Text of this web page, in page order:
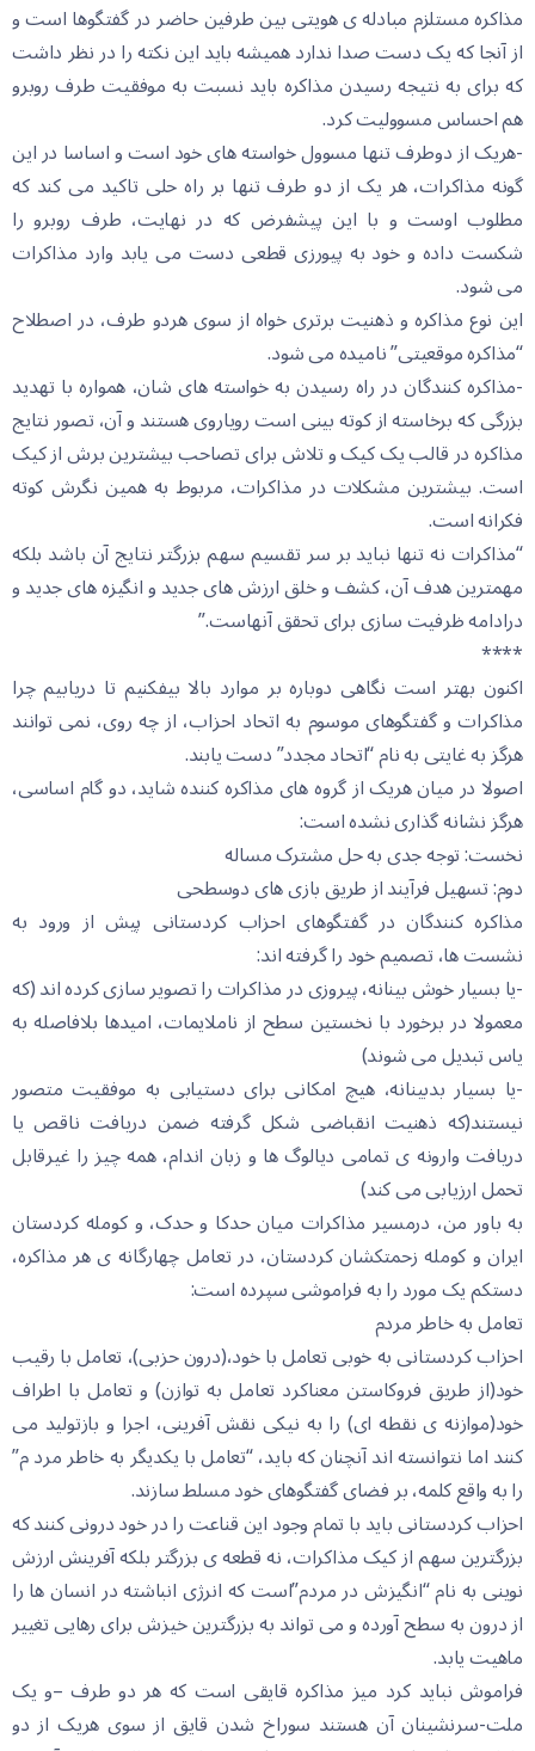
مذاکره مستلزم مبادله ی هویتی بین طرفین حاضر در گفتگوها است و
از آنجا که یک دست صدا ندارد همیشه باید این نکته را در نظر داشت
که برای به نتیجه رسیدن مذاکره باید نسبت به موفقیت طرف روبرو
هم احساس مسوولیت کرد.
-هریک از دوطرف تنها مسوول خواسته های خود است و اساسا در این
گونه مذاکرات، هر یک از دو طرف تنها بر راه حلی تاکید می کند که
مطلوب اوست و با این پیشفرض که در نهایت، طرف روبرو را
شکست داده و خود به پیورزی قطعی دست می یابد وارد مذاکرات
می شود.
این نوع مذاکره و ذهنیت برتری خواه از سوی هردو طرف، در اصطلاح
“مذاکره موقعیتی” نامیده می شود.
-مذاکره کنندگان در راه رسیدن به خواسته های شان، همواره با تهدید
بزرگی که برخاسته از کوته بینی است رویاروی هستند و آن، تصور نتایج
مذاکره در قالب یک کیک و تلاش برای تصاحب بیشترین برش از کیک
است. بیشترین مشکلات در مذاکرات، مربوط به همین نگرش کوته
فکرانه است.
“مذاکرات نه تنها نباید بر سر تقسیم سهم بزرگتر نتایج آن باشد بلکه
مهمترین هدف آن، کشف و خلق ارزش های جدید و انگیزه های جدید و
درادامه ظرفیت سازی برای تحقق آنهاست.”
****
اکنون بهتر است نگاهی دوباره بر موارد بالا بیفکنیم تا دریابیم چرا
مذاکرات و گفتگوهای موسوم به اتحاد احزاب، از چه روی، نمی توانند
هرگز به غایتی به نام “اتحاد مجدد” دست یابند.
اصولا در میان هریک از گروه های مذاکره کننده شاید، دو گام اساسی،
هرگز نشانه گذاری نشده است:
نخست: توجه جدی به حل مشترک مساله
دوم: تسهیل فرآیند از طریق بازی های دوسطحی
مذاکره کنندگان در گفتگوهای احزاب کردستانی پیش از ورود به
نشست ها، تصمیم خود را گرفته اند:
-یا بسیار خوش بینانه، پیروزی در مذاکرات را تصویر سازی کرده اند (که
معمولا در برخورد با نخستین سطح از ناملایمات، امیدها بلافاصله به
یاس تبدیل می شوند)
-یا بسیار بدبینانه، هیچ امکانی برای دستیابی به موفقیت متصور
نیستند(که ذهنیت انقباضی شکل گرفته ضمن دریافت ناقص یا
دریافت وارونه ی تمامی دیالوگ ها و زبان اندام، همه چیز را غیرقابل
تحمل ارزیابی می کند)
به باور من، درمسیر مذاکرات میان حدکا و حدک، و کومله کردستان
ایران و کومله زحمتکشان کردستان، در تعامل چهارگانه ی هر مذاکره،
دستکم یک مورد را به فراموشی سپرده است:
تعامل به خاطر مردم
احزاب کردستانی به خوبی تعامل با خود،(درون حزبی)، تعامل با رقیب
خود(از طریق فروکاستن معناکرد تعامل به توازن) و تعامل با اطراف
خود(موازنه ی نقطه ای) را به نیکی نقش آفرینی، اجرا و بازتولید می
کنند اما نتوانسته اند آنچنان که باید، “تعامل با یکدیگر به خاطر مرد م”
را به واقع کلمه، بر فضای گفتگوهای خود مسلط سازند.
احزاب کردستانی باید با تمام وجود این قناعت را در خود درونی کنند که
بزرگترین سهم از کیک مذاکرات، نه قطعه ی بزرگتر بلکه آفرینش ارزش
نوینی به نام “انگیزش در مردم”است که انرژی انباشته در انسان ها را
از درون به سطح آورده و می تواند به بزرگترین خیزش برای رهایی تغییر
ماهیت یابد.
فراموش نباید کرد میز مذاکره قایقی است که هر دو طرف –و یک
ملت-سرنشینان آن هستند سوراخ شدن قایق از سوی هریک از دو